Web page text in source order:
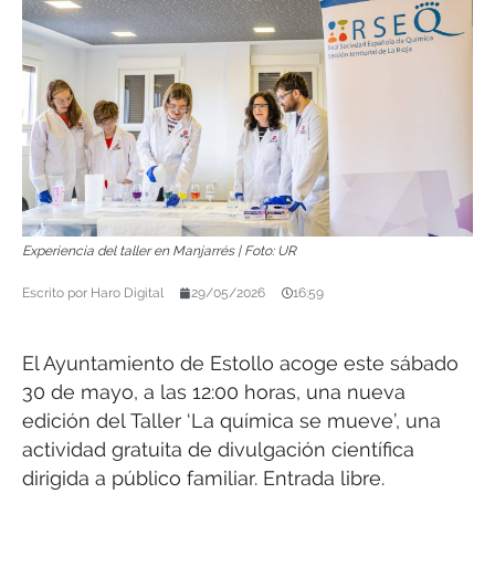
Experiencia del taller en Manjarrés | Foto: UR
Escrito por Haro Digital 29/05/2026 16:59
El Ayuntamiento de Estollo acoge este sábado
30 de mayo, a las 12:00 horas, una nueva
edición del Taller ‘La química se mueve’, una
actividad gratuita de divulgación científica
dirigida a público familiar. Entrada libre.